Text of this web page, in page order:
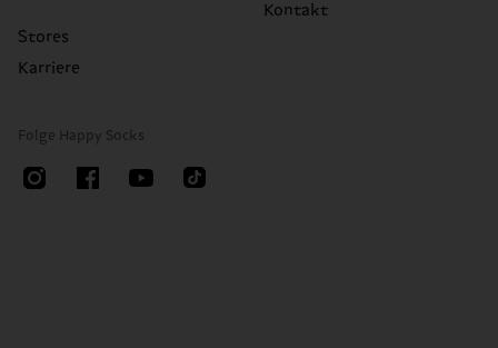
Stores
Karriere
Kontakt
Folge Happy Socks